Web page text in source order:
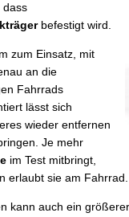
dass
befestigt wird.
zum Einsatz, mit
an die
Fahrrads
lässt sich
wieder entfernen
Je mehr
im Test mitbringt,
erlaubt sie am Fahrrad.
kann auch ein